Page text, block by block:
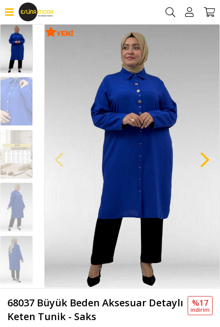
68037 Büyük Beden Aksesuar Detaylı
Keten Tunik - Saks
%17
i̇ndi̇ri̇m